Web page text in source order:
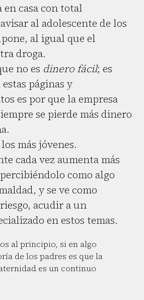
casa con total
al adolescente de los
al igual que el
droga.
no es dinero fácil; es
páginas y
es por que la empresa
se pierde más dinero
más jóvenes.
cada vez aumenta más
como algo
y se ve como
acudir a un
en estos temas.
al principio, si en algo
de los padres es que la
es un continuo